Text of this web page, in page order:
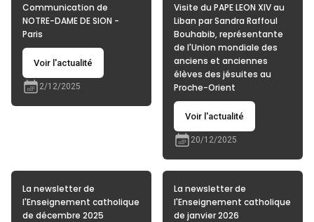
Communication de
NOTRE-DAME DE SION -
Paris
Voir l'actualité
2/12/2025
Visite du PAPE LEON XIV au
Liban par Sandra Raffoul
Bouhabib, représentante
de l'Union mondiale des
anciens et anciennes
élèves des jésuites au
Proche-Orient
Voir l'actualité
20/12/2025
La newsletter de
l'Enseignement catholique
de décembre 2025
La newsletter de
l'Enseignement catholique
de janvier 2026